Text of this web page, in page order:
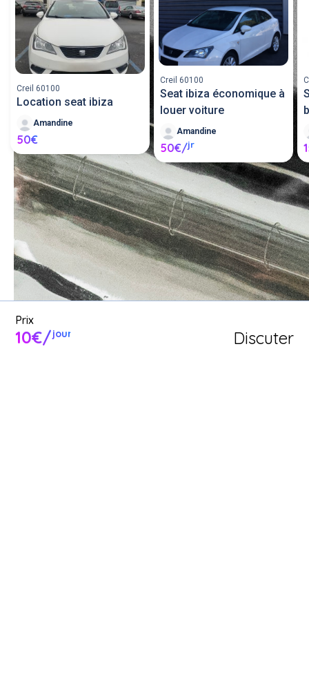
Discuter
Prix
10€/jour
Creil 60100
Location seat ibiza
Amandine
50€
Creil 60100
Seat ibiza économique à
louer voiture
Amandine
50€/jr
Louer un stroboscope entre
particuliers ou proposer un
stroboscope en location.
Poster une annonce